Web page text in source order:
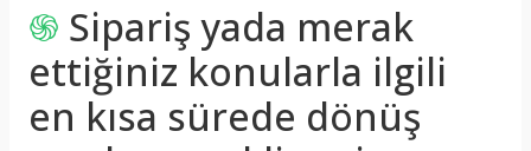
֍ Sipariş yada merak
ettiğiniz konularla ilgili
en kısa sürede dönüş